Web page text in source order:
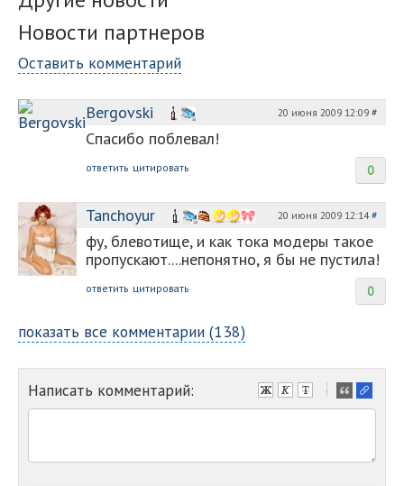
Новости партнеров
Оставить комментарий
Bergovski 20 июня 2009 12:09 #
Спасибо поблевал!
0
ответить цитировать
Tanchoyur 20 июня 2009 12:14#
фу, блевотище, и как тока модеры такое
пропускают....непонятно, я бы не пустила!
0
ответить цитировать
показать все комментарии (138)
Написать комментарий:
-
-
-